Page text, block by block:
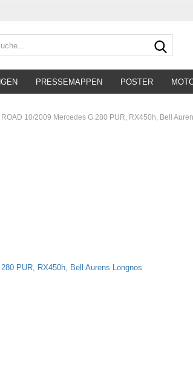
PRESSEMAPPEN POSTER
ROAD 10/2009 Mercedes G 280 PUR, RX450h, Bell